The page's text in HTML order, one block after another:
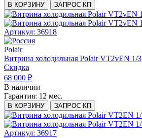
В КОРЗИНУ ЗАПРОС КП
Артикул: 36918
Polair
Витрина холодильная Polair VT2vEN 1/3
Скидка
68 000 ₽
В наличии
Гарантия: 12 мес.
В КОРЗИНУ ЗАПРОС КП
Артикул: 36917